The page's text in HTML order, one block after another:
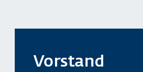
Vorstand